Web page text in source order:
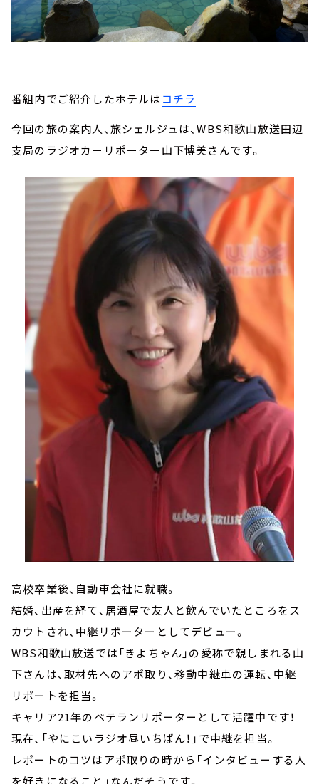
番組内でご紹介したホテルは コチラ
今回の旅の案内人、旅シェルジュは、WBS和歌山放送田辺
支局のラジオカーリポーター山下博美さんです。
高校卒業後、自動車会社に就職。
結婚、出産を経て、居酒屋で友人と飲んでいたところをス
カウトされ、中継リポーターとしてデビュー。
WBS和歌山放送では「きよちゃん」の愛称で親しまれる山
下さんは、取材先へのアポ取り、移動中継車の運転、中継
リポートを担当。
キャリア21年のベテランリポーターとして活躍中です！
現在、「やにこいラジオ昼いちばん！」で中継を担当。
レポートのコツはアポ取りの時から「インタビューする人
を好きになること」なんだそうです。